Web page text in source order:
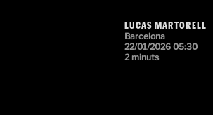
LUCAS MARTORELL
Barcelona
22/01/2026 05:30
2 minuts